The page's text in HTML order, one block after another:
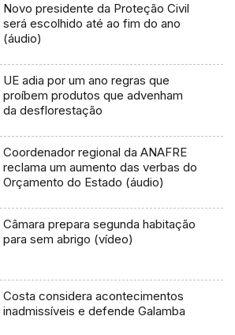
Novo presidente da Proteção Civil
será escolhido até ao fim do ano
(áudio)
UE adia por um ano regras que
proíbem produtos que advenham
da desflorestação
Coordenador regional da ANAFRE
reclama um aumento das verbas do
Orçamento do Estado (áudio)
Câmara prepara segunda habitação
para sem abrigo (vídeo)
Costa considera acontecimentos
inadmissíveis e defende Galamba